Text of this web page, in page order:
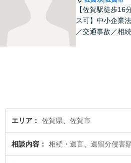
【佐賀駅徒歩16
ス可】中小企業
／交通事故／相
エリア 佐賀県、佐賀市
相談内容 相続・遺言、遺留分侵害